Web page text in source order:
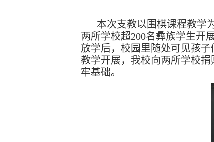
本次支教以围棋课程教学
两所学校超200名彝族学生开
放学后，校园里随处可见孩
教学开展，我校向两所学校
牢基础。